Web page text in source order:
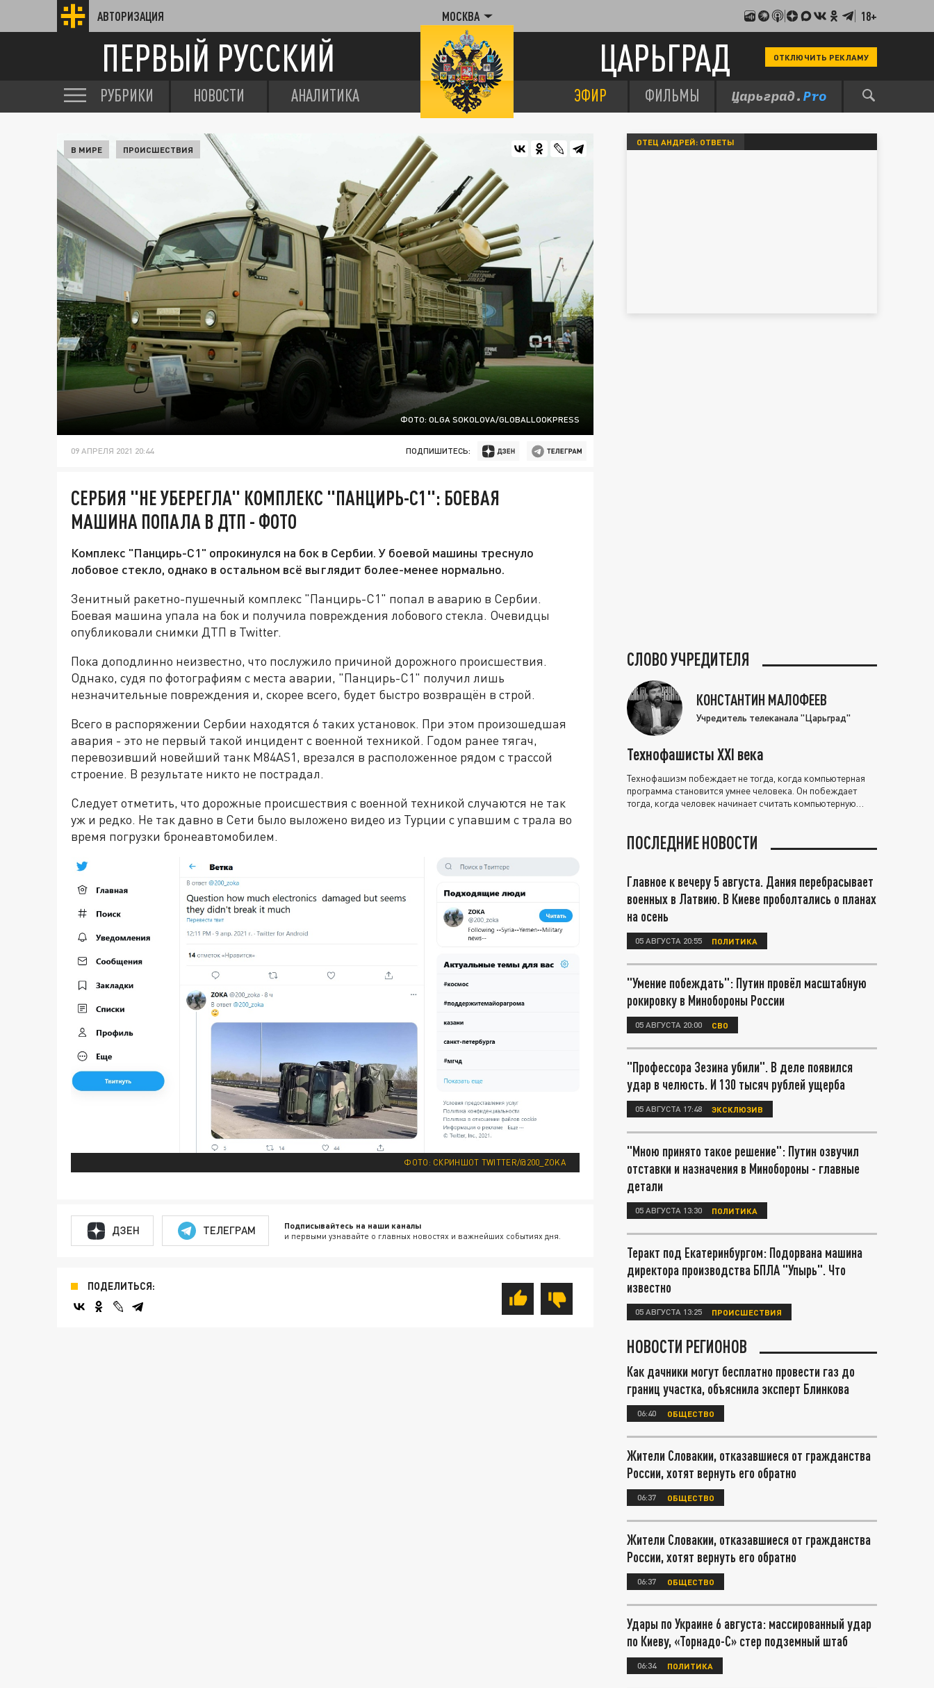
АВТОРИЗАЦИЯ МОСКВА 18+
ПЕРВЫЙ РУССКИЙ ЦАРЬГРАД ОТКЛЮЧИТЬ РЕКЛАМУ
РУБРИКИ НОВОСТИ АНАЛИТИКА ЭФИР ФИЛЬМЫ
ФОТО: OLGA SOKOLOVA/GLOBALLOOKPRESS
В МИРЕ ПРОИСШЕСТВИЯ
09 АПРЕЛЯ 2021 20:44 ПОДПИШИТЕСЬ:
СЕРБИЯ "НЕ УБЕРЕГЛА" КОМПЛЕКС "ПАНЦИРЬ-С1": БОЕВАЯ
МАШИНА ПОПАЛА В ДТП - ФОТО
Комплекс "Панцирь-С1" опрокинулся на бок в Сербии. У боевой машины треснуло
лобовое стекло, однако в остальном всё выглядит более-менее нормально.
Зенитный ракетно-пушечный комплекс "Панцирь-С1" попал в аварию в Сербии.
Боевая машина упала на бок и получила повреждения лобового стекла. Очевидцы
опубликовали снимки ДТП в Twitter.
Пока доподлинно неизвестно, что послужило причиной дорожного происшествия.
Однако, судя по фотографиям с места аварии, "Панцирь-С1" получил лишь
незначительные повреждения и, скорее всего, будет быстро возвращён в строй.
Всего в распоряжении Сербии находятся 6 таких установок. При этом произошедшая
авария - это не первый такой инцидент с военной техникой. Годом ранее тягач,
перевозивший новейший танк М84АS1, врезался в расположенное рядом с трассой
строение. В результате никто не пострадал.
Следует отметить, что дорожные происшествия с военной техникой случаются не так
уж и редко. Не так давно в Сети было выложено видео из Турции с упавшим с трала во
время погрузки бронеавтомобилем.
ФОТО: СКРИНШОТ TWITTER/@200_ZOKA
ДЗЕН ТЕЛЕГРАМ Подписывайтесь на наши каналы
и первыми узнавайте о главных новостях и важнейших событиях дня.
ПОДЕЛИТЬСЯ:
ОТЕЦ АНДРЕЙ: ОТВЕТЫ
СЛОВО УЧРЕДИТЕЛЯ
КОНСТАНТИН МАЛОФЕЕВ
Учредитель телеканала "Царьград"
Технофашисты XXI века
Технофашизм побеждает не тогда, когда компьютерная
программа становится умнее человека. Он побеждает
тогда, когда человек начинает считать компьютерную
ПОСЛЕДНИЕ НОВОСТИ
Главное к вечеру 5 августа. Дания перебрасывает
военных в Латвию. В Киеве проболтались о планах
на осень
05 АВГУСТА 20:55 ПОЛИТИКА
"Умение побеждать": Путин провёл масштабную
рокировку в Минобороны России
05 АВГУСТА 20:00 СВО
"Профессора Зезина убили". В деле появился
удар в челюсть. И 130 тысяч рублей ущерба
05 АВГУСТА 17:48 ЭКСКЛЮЗИВ
"Мною принято такое решение": Путин озвучил
отставки и назначения в Минобороны - главные
детали
05 АВГУСТА 13:30 ПОЛИТИКА
Теракт под Екатеринбургом: Подорвана машина
директора производства БПЛА "Упырь". Что
известно
05 АВГУСТА 13:25 ПРОИСШЕСТВИЯ
НОВОСТИ РЕГИОНОВ
Как дачники могут бесплатно провести газ до
границ участка, объяснила эксперт Блинкова
06:40 ОБЩЕСТВО
Жители Словакии, отказавшиеся от гражданства
России, хотят вернуть его обратно
06:37 ОБЩЕСТВО
Жители Словакии, отказавшиеся от гражданства
России, хотят вернуть его обратно
06:37 ОБЩЕСТВО
Удары по Украине 6 августа: массированный удар
по Киеву, «Торнадо-С» стер подземный штаб
06:34 ПОЛИТИКА